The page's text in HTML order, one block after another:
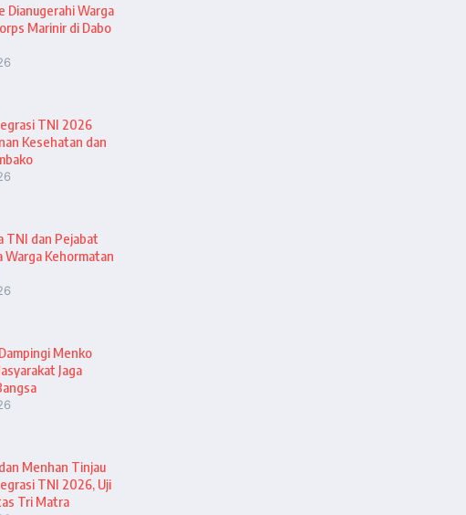
Dianugerahi Warga
Marinir di Dabo
TNI 2026
Kesehatan dan
TNI dan Pejabat
Warga Kehormatan
Menko
Jaga
Menhan Tinjau
TNI 2026, Uji
Tri Matra